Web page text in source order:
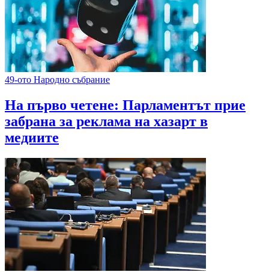
49-ото Народно събрание
На първо четене: Парламентът прие
забрана за реклама на хазарт в
медиите